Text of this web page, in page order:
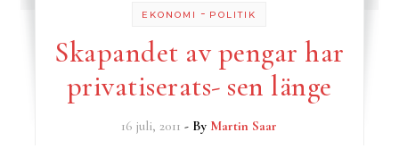
EKONOMI - POLITIK
Skapandet av pengar har
privatiserats- sen länge
16 juli, 2011 - By Martin Saar